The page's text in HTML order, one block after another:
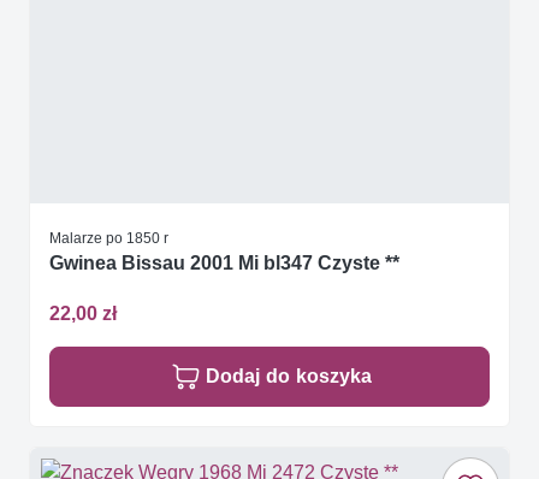
Malarze po 1850 r
Gwinea Bissau 2001 Mi bl347 Czyste **
22,00 zł
Dodaj do koszyka